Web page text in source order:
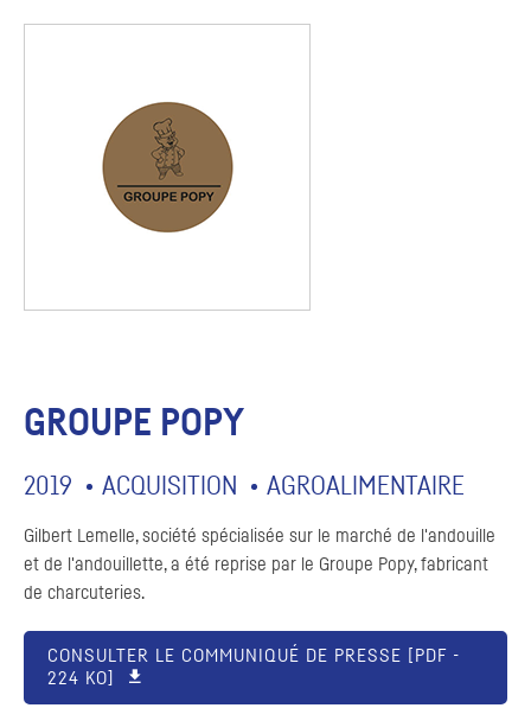
GROUPE POPY
2019 ACQUISITION AGROALIMENTAIRE
Gilbert Lemelle, société spécialisée sur le marché de l'andouille
et de l'andouillette, a été reprise par le Groupe Popy, fabricant
de charcuteries.
CONSULTER LE COMMUNIQUÉ DE PRESSE [ PDF -
224 KO]